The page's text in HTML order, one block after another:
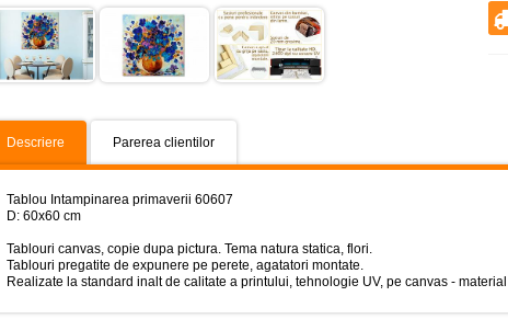
Descriere Parerea clientilor
Tablou Intampinarea primaverii 60607
D: 60x60 cm
Tablouri canvas, copie dupa pictura. Tema natura statica, flori.
Tablouri pregatite de expunere pe perete, agatatori montate.
Realizate la standard inalt de calitate a printului, tehnologie UV, pe canvas -